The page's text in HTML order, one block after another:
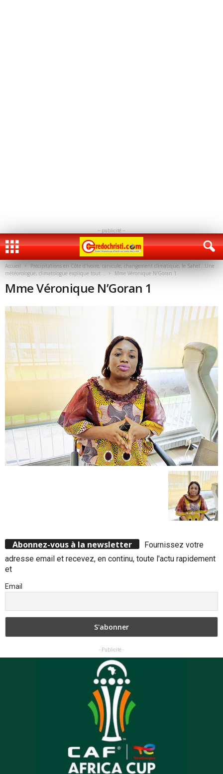
-- publicité --
Accueil
Précipitations en Côte d’Ivoire, canicule, changement climatique, le Sahel…Une
météorologue, climatologue explique tout…
Mme Véronique N'Goran 1
Mme Véronique N’Goran 1
Abonnez-vous à la newsletter
Fournissez votre
adresse email et recevez, en continu, toute l'actu rapidement
et
Email
- Publicité -